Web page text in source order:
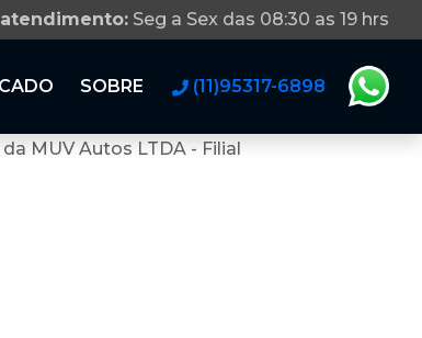
Seg a Sex das 08:30 as 19 hrs
SOBRE (11)95317-6898
MUV Autos LTDA - Filial